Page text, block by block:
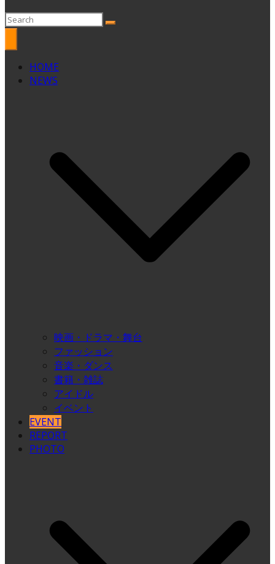
HOME
NEWS
映画・ドラマ・舞台
ファッション
音楽・ダンス
書籍・雑誌
アイドル
イベント
EVENT
REPORT
PHOTO